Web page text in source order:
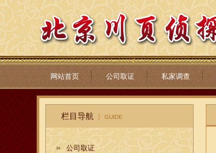
网站首页 公司取证 私家调查
栏目导航 GUIDE
公司取证